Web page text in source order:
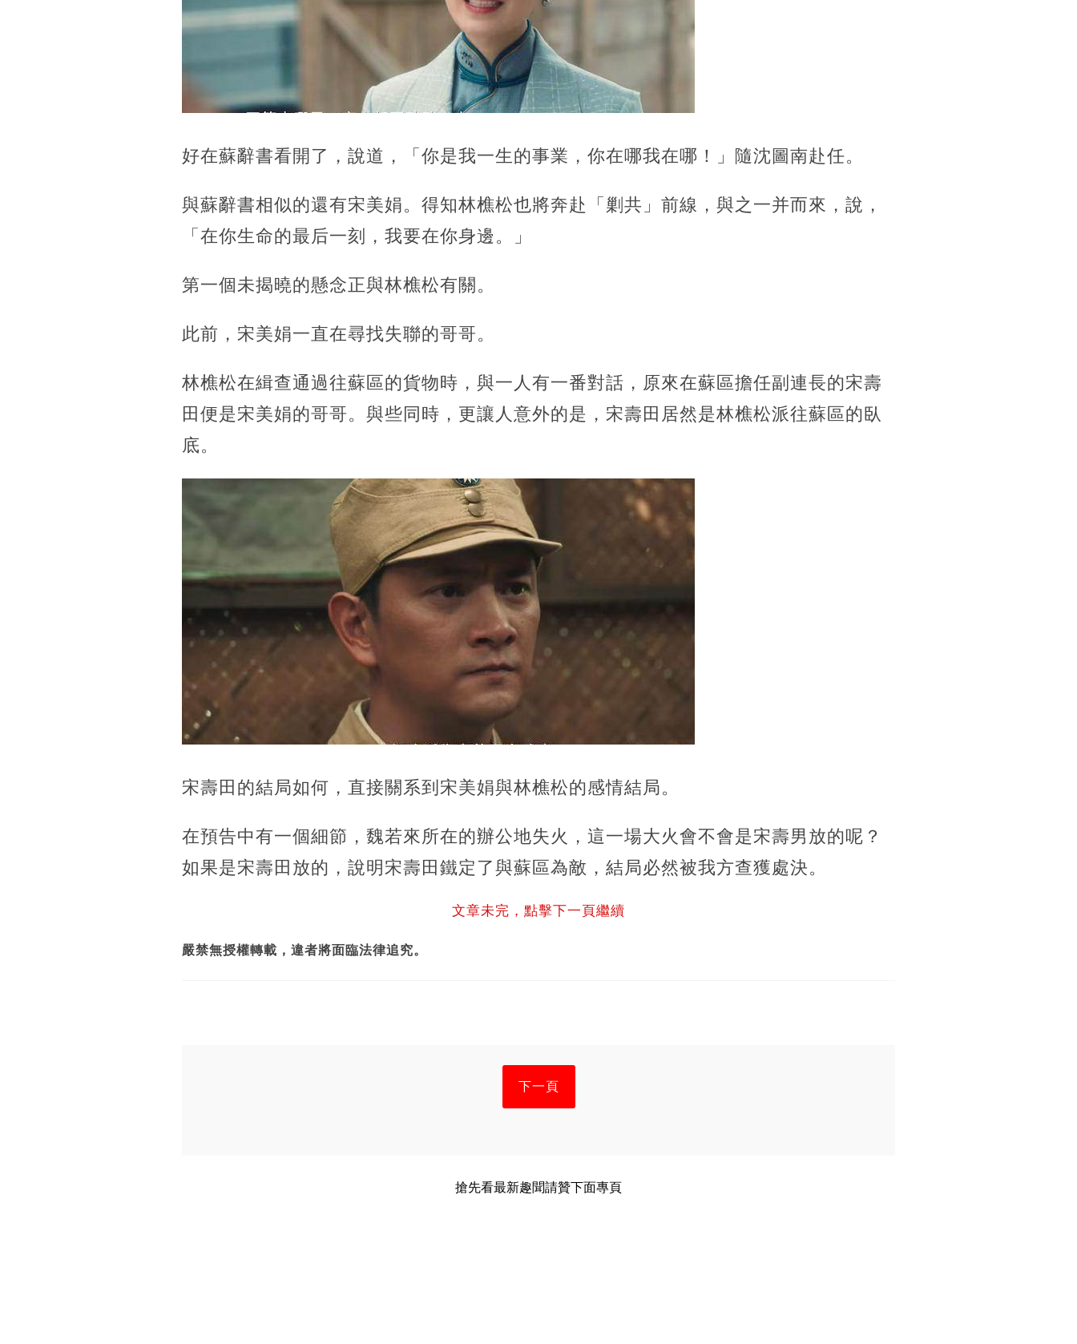
好在蘇辭書看開了，說道，「你是我一生的事業，你在哪我在哪！」隨沈圖南赴任。
與蘇辭書相似的還有宋美娟。得知林樵松也將奔赴「剿共」前線，與之一并而來，說，
「在你生命的最后一刻，我要在你身邊。」
第一個未揭曉的懸念正與林樵松有關。
此前，宋美娟一直在尋找失聯的哥哥。
林樵松在緝查通過往蘇區的貨物時，與一人有一番對話，原來在蘇區擔任副連長的宋壽
田便是宋美娟的哥哥。與些同時，更讓人意外的是，宋壽田居然是林樵松派往蘇區的臥
底。
宋壽田的結局如何，直接關系到宋美娟與林樵松的感情結局。
在預告中有一個細節，魏若來所在的辦公地失火，這一場大火會不會是宋壽男放的呢？
如果是宋壽田放的，說明宋壽田鐵定了與蘇區為敵，結局必然被我方查獲處決。
文章未完，點擊下一頁繼續
嚴禁無授權轉載，違者將面臨法律追究。
下一頁
搶先看最新趣聞請贊下面專頁